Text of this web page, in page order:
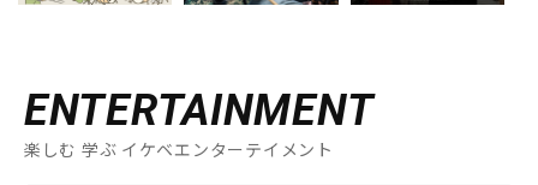
ENTERTAINMENT
楽しむ 学ぶ イケベエンターテイメント